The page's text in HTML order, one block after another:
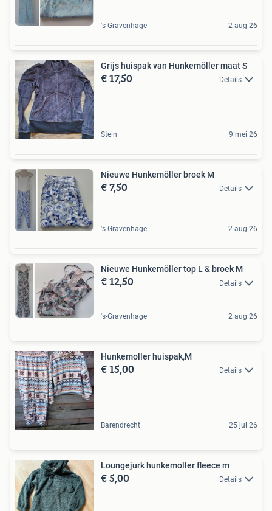
's-Gravenhage 2 aug 26
Grijs huispak van Hunkemöller maat S
€ 17,50 Details
Stein 9 mei 26
Nieuwe Hunkemöller broek M
€ 7,50 Details
's-Gravenhage 2 aug 26
Nieuwe Hunkemöller top L & broek M
€ 12,50 Details
's-Gravenhage 2 aug 26
Hunkemoller huispak,M
€ 15,00 Details
Barendrecht 25 jul 26
Loungejurk hunkemoller fleece m
€ 5,00 Details